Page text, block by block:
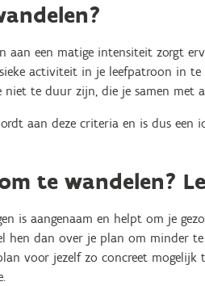
aan een matige intensiteit zorgt
activiteit in je leefpatroon in
niet te duur zijn, die je samen met
aan deze criteria en is dus een
te wandelen?
is aangenaam en helpt om je
hen dan over je plan om minder
voor jezelf zo concreet